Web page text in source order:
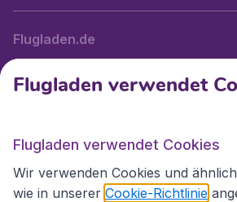
Flugladen.de
Internationale Webseiten
Folgen Sie uns:
Flugladen verwendet
Flugladen verwendet Cookies
Wir verwenden Cookies und
wie in unserer Cookie-Richtlinie